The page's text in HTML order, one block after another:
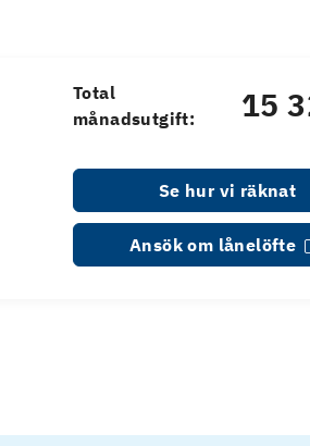
Total
månadsutgift:
15
Se hur vi räknat
Ansök om lånelöfte